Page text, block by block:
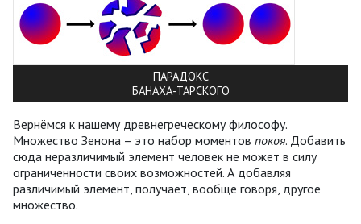
ПАРАДОКС
БАНАХА-ТАРСКОГО
Вернёмся к нашему древнегреческому философу.
Множество Зенона – это набор моментов покоя. Добавить
сюда неразличимый элемент человек не может в силу
ограниченности своих возможностей. А добавляя
различимый элемент, получает, вообще говоря, другое
множество.